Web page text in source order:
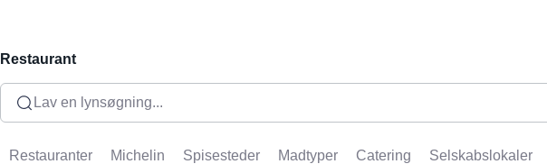
Restaurant
Lav en lynsøgning...
Restauranter Michelin Spisesteder Madtyper Catering Selskabslokaler